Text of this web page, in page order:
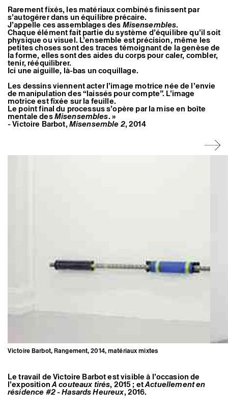
Rarement fixés, les matériaux combinés finissent par
s’autogérer dans un équilibre précaire.
J’appelle ces assemblages desMisensembles.
Chaque élément fait partie du système d’équilibre qu’il soit
physique ou visuel. L’ensemble est précision, même les
petites choses sont des traces témoignant de la genèse de
la forme, elles sont des aides du corps pour caler, combler,
tenir, rééquilibrer.
Ici une aiguille, là-bas un coquillage.
Les dessins viennent acter l’image motrice née de l’envie
de manipulation des “laissés pour compte”. L’image
motrice est fixée sur la feuille.
Le point final du processus s’opère par la mise en boîte
mentale desMisensembles. »
- Victoire Barbot,Misensemble 2, 2014
Victoire Barbot, Rangement, 2014, matériaux mixtes
Le travail de Victoire Barbot est visible à l’occasion de
l’expositionA couteaux tirés, 2015 ; etActuellement en
résidence #2 - Hasards Heureux, 2016.